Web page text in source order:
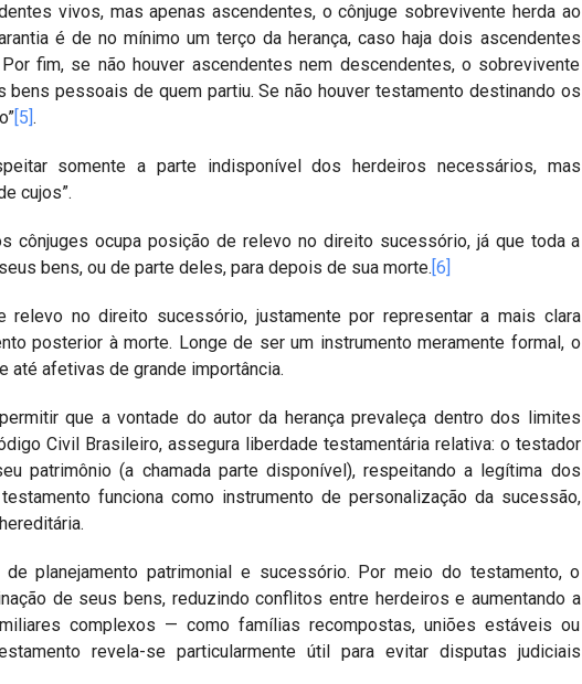
vivos, mas apenas ascendentes, o cônjuge sobrevivente herda ao
é de no mínimo um terço da herança, caso haja dois ascendentes
fim, se não houver ascendentes nem descendentes, o sobrevivente
bens pessoais de quem partiu. Se não houver testamento destinando os
[5].
somente a parte indisponível dos herdeiros necessários, mas
cujos”.
cônjuges ocupa posição de relevo no direito sucessório, já que toda a
bens, ou de parte deles, para depois de sua morte.[6]
no direito sucessório, justamente por representar a mais clara
posterior à morte. Longe de ser um instrumento meramente formal, o
até afetivas de grande importância.
que a vontade do autor da herança prevaleça dentro dos limites
Civil Brasileiro, assegura liberdade testamentária relativa: o testador
patrimônio (a chamada parte disponível), respeitando a legítima dos
funciona como instrumento de personalização da sucessão,
planejamento patrimonial e sucessório. Por meio do testamento, o
de seus bens, reduzindo conflitos entre herdeiros e aumentando a
complexos — como famílias recompostas, uniões estáveis ou
revela-se particularmente útil para evitar disputas judiciais